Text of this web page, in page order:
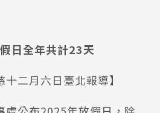
日全年共計23天
十二月六日臺北報導】